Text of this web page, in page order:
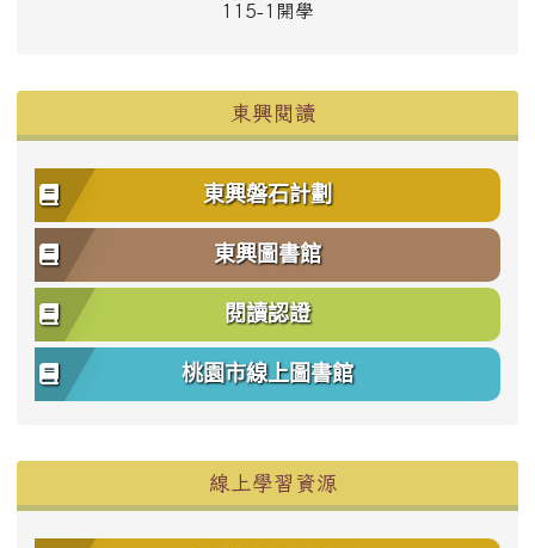
115-1開學
東興閱讀
東興磐石計劃
東興圖書館
閱讀認證
桃園市線上圖書館
線上學習資源